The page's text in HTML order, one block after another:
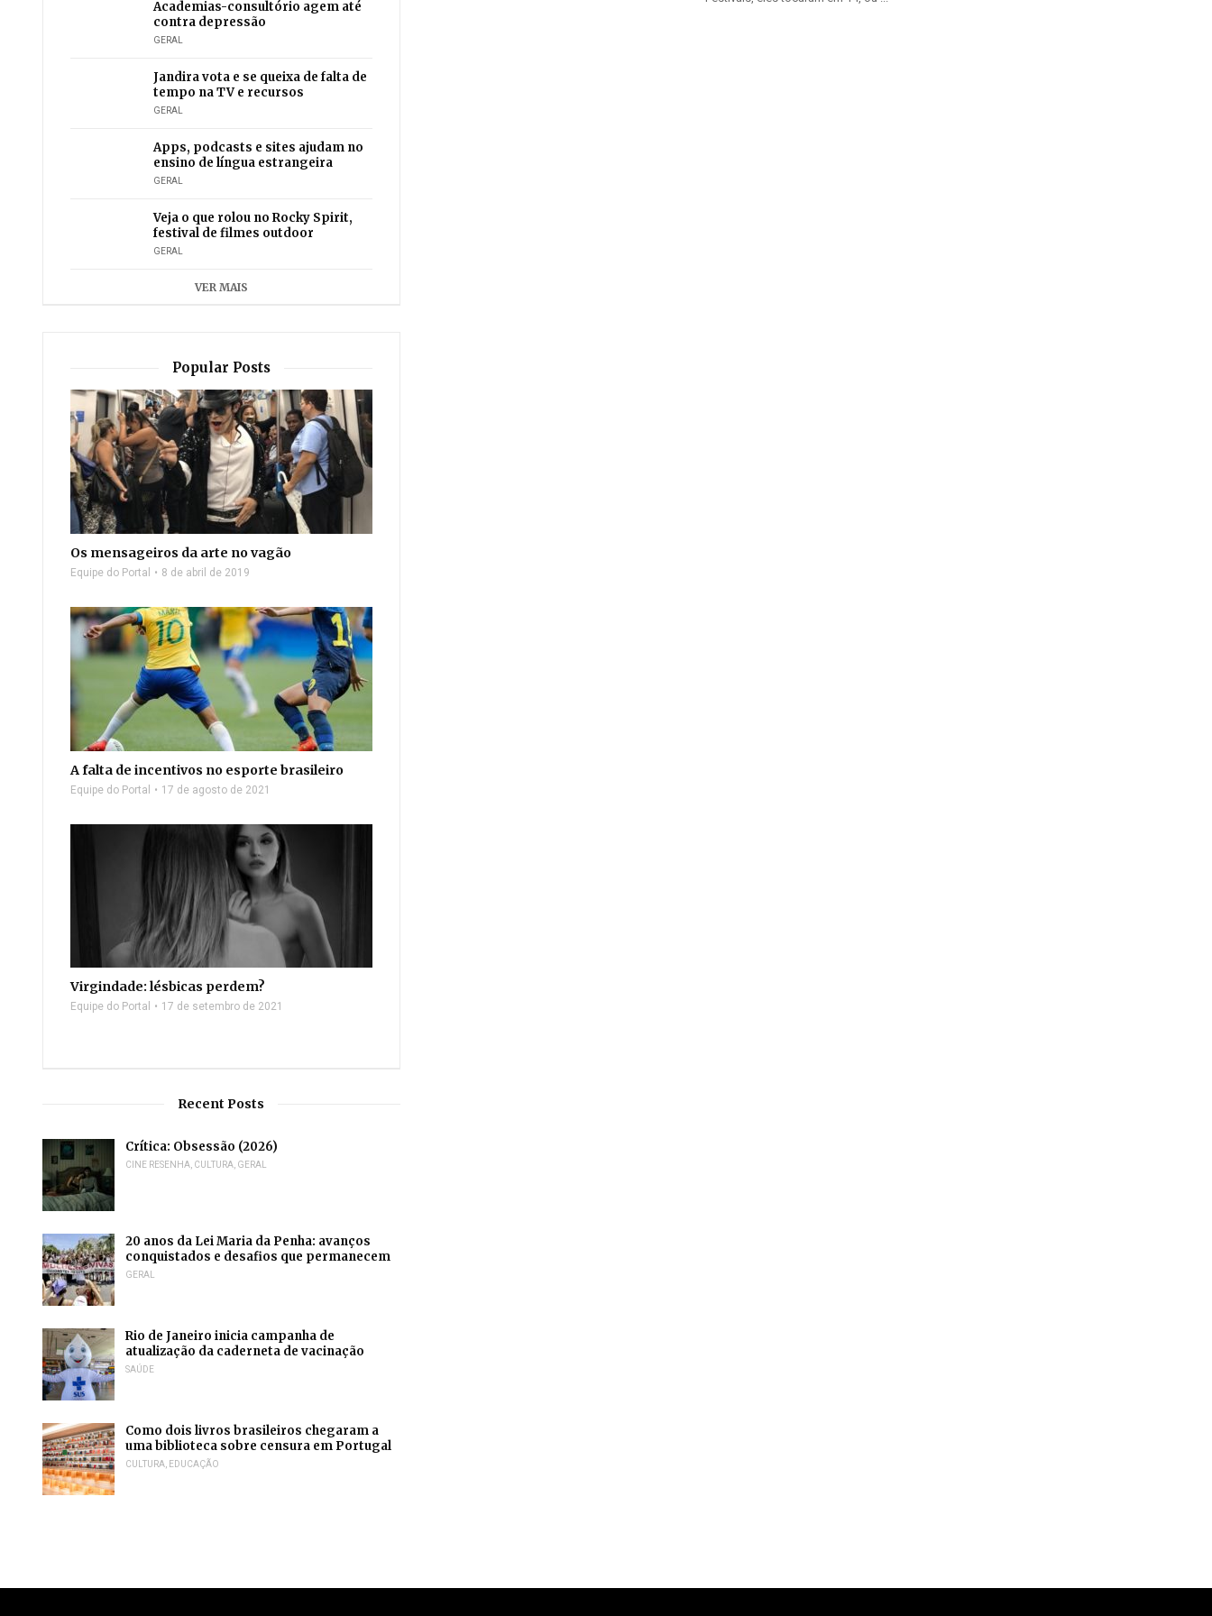
Academias-consultório agem até
contra depressão
GERAL
Jandira vota e se queixa de falta de
tempo na TV e recursos
GERAL
Apps, podcasts e sites ajudam no
ensino de língua estrangeira
GERAL
Veja o que rolou no Rocky Spirit,
festival de filmes outdoor
GERAL
VER MAIS
Popular Posts
Os mensageiros da arte no vagão
Equipe do Portal 8 de abril de 2019
A falta de incentivos no esporte brasileiro
Equipe do Portal 17 de agosto de 2021
Virgindade: lésbicas perdem?
Equipe do Portal 17 de setembro de 2021
Recent Posts
Crítica: Obsessão (2026)
CINE RESENHA, CULTURA, GERAL
20 anos da Lei Maria da Penha: avanços
conquistados e desafios que permanecem
GERAL
Rio de Janeiro inicia campanha de
atualização da caderneta de vacinação
SAÚDE
Como dois livros brasileiros chegaram a
uma biblioteca sobre censura em Portugal
CULTURA, EDUCAÇÃO